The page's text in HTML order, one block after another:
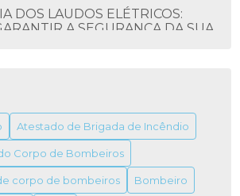
A SEGURANÇA DA SUA
PARA OBTER O SEU
Atestado de Brigada de Incêndio
Corpo de Bombeiros
corpo de bombeiros Bombeiro